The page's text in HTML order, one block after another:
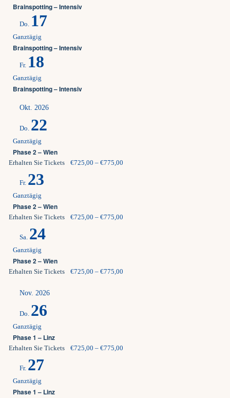
Brainspotting – Intensiv
Do. 17
Ganztägig
Brainspotting – Intensiv
Fr. 18
Ganztägig
Brainspotting – Intensiv
Okt. 2026
Do. 22
Ganztägig
Phase 2 – Wien
Erhalten Sie Tickets €725,00 – €775,00
Fr. 23
Ganztägig
Phase 2 – Wien
Erhalten Sie Tickets €725,00 – €775,00
Sa. 24
Ganztägig
Phase 2 – Wien
Erhalten Sie Tickets €725,00 – €775,00
Nov. 2026
Do. 26
Ganztägig
Phase 1 – Linz
Erhalten Sie Tickets €725,00 – €775,00
Fr. 27
Ganztägig
Phase 1 – Linz